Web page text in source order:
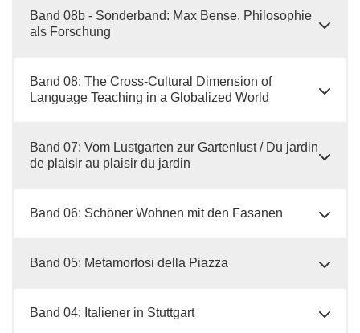
Band 08b - Sonderband: Max Bense. Philosophie
als Forschung
Band 08: The Cross-Cultural Dimension of
Language Teaching in a Globalized World
Band 07: Vom Lustgarten zur Gartenlust / Du jardin
de plaisir au plaisir du jardin
Band 06: Schöner Wohnen mit den Fasanen
Band 05: Metamorfosi della Piazza
Band 04: Italiener in Stuttgart